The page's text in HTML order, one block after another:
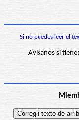
Si no puedes leer el
Avísanos si